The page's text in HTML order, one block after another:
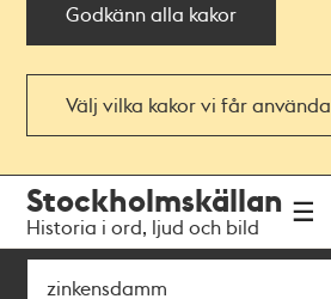
Godkänn alla kakor
Välj vilka kakor vi får använda
navigationen
huvudinnehållet
Stockholmskällan
Historia i ord, ljud och bild
Sök